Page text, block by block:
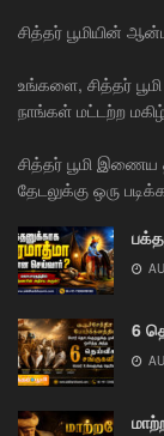
சித்தர் பூமியின்
உங்களை, சித்தர்
நாங்கள் மட்டற்ற
சித்தர் பூமி
தேடலுக்கு ஒரு
6